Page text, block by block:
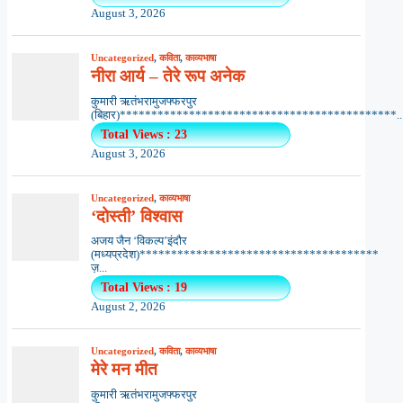
August 3, 2026
Uncategorized,कविता,काव्यभाषा
नीरा आर्य – तेरे रूप अनेक
कुमारी ऋतंभरामुजफ्फरपुर
Total Views : 23
August 3, 2026
Uncategorized,काव्यभाषा
‘दोस्ती’ विश्वास
अजय जैन ‘विकल्प’इंदौर
(मध्यप्रदेश)**************************************
ज़...
Total Views : 19
August 2, 2026
Uncategorized,कविता,काव्यभाषा
मेरे मन मीत
कुमारी ऋतंभरामुजफ्फरपुर